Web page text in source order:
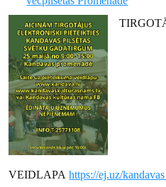
VEIDLAPAhttps://ej.uz/